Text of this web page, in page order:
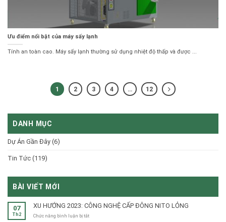
Ưu điểm nổi bật của máy sấy lạnh
Tính an toàn cao. Máy sấy lạnh thường sử dụng nhiệt độ thấp và được ...
1 2 3 4 … 12
DANH MỤC
Dự Án Gần Đây (6)
Tin Tức (119)
BÀI VIẾT MỚI
07
Th2
XU HƯỚNG 2023: CÔNG NGHỆ CẤP ĐÔNG NITO LỎNG
Chức năng bình luận bị tắtở